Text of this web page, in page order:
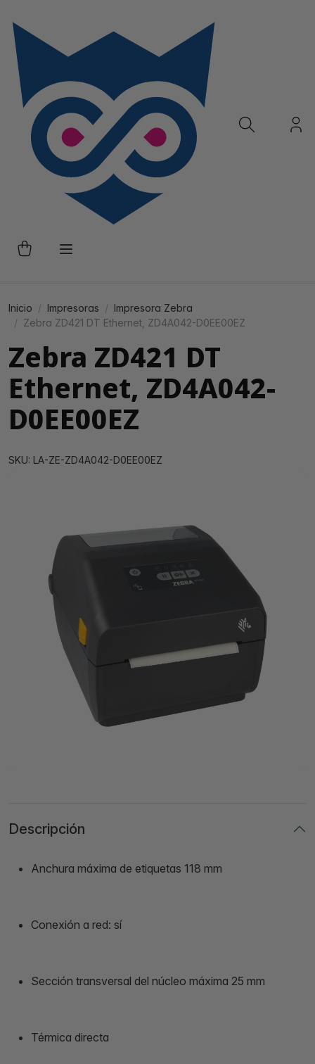
Inicio Impresoras
Impresora Zebra
Zebra ZD421 DT Ethernet, ZD4A042-D0EE00EZ
Zebra ZD421 DT
Ethernet, ZD4A042-
D0EE00EZ
SKU: LA-ZE-ZD4A042-D0EE00EZ
Descripción
Anchura máxima de etiquetas 118 mm
Conexión a red: sí
Sección transversal del núcleo máxima 25 mm
Térmica directa